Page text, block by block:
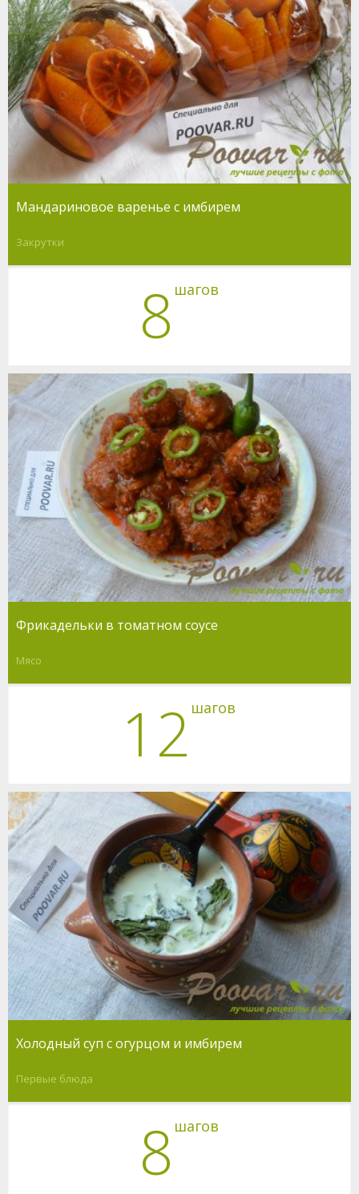
Мандариновое варенье с имбирем
Закрутки
8 шагов
Фрикадельки в томатном соусе
Мясо
12 шагов
Холодный суп с огурцом и имбирем
Первые блюда
8 шагов